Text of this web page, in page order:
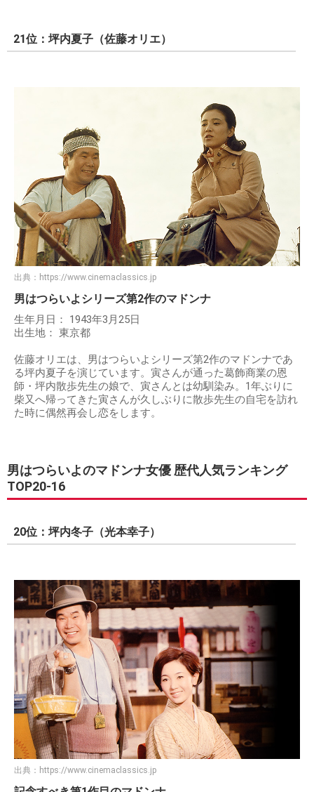
21位：坪内夏子（佐藤オリエ）
出典： https://www.cinemaclassics.jp
男はつらいよシリーズ第2作のマドンナ
生年月日： 1943年3月25日
出生地： 東京都
佐藤オリエは、男はつらいよシリーズ第2作のマドンナであ
る坪内夏子を演じています。寅さんが通った葛飾商業の恩
師・坪内散歩先生の娘で、寅さんとは幼馴染み。1年ぶりに
柴又へ帰ってきた寅さんが久しぶりに散歩先生の自宅を訪れ
た時に偶然再会し恋をします。
男はつらいよのマドンナ女優 歴代人気ランキング
TOP20-16
20位：坪内冬子（光本幸子）
出典： https://www.cinemaclassics.jp